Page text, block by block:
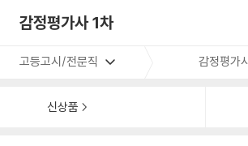
감정평가사 1차
고등고시/전문직 감정평가
신상품